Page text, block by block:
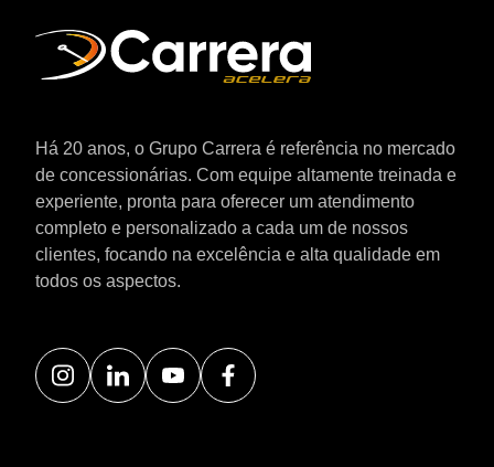
Há 20 anos, o Grupo Carrera é referência no mercado
de concessionárias. Com equipe altamente treinada e
experiente, pronta para oferecer um atendimento
completo e personalizado a cada um de nossos
clientes, focando na excelência e alta qualidade em
todos os aspectos.